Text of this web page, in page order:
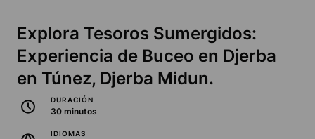
Explora Tesoros Sumergidos:
Experiencia de Buceo en Djerba
en Túnez, Djerba Midun.
DURACIÓN
30 minutos
IDIOMAS